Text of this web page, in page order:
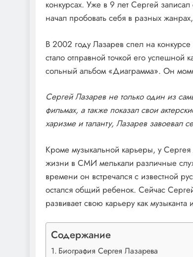
конкурсах. Уже в 9 лет Сергей
начал пробовать себя в разных
В 2002 году Лазарев спел на
стало отправной точкой его успешной
сольный альбом «Диаграмма». Он
Сергей Лазарев не только один из
фильмах, а также показал свои
харизме и таланту, Лазарев завоевал
Кроме музыкальной карьеры, у
жизни в СМИ мелькали различные
времени он встречался с известной
остался общий ребенок. Сейчас
развивает свою карьеру как музыканта
Содержание
Биография Сергея Лазарева